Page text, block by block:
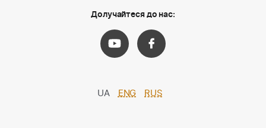
Долучайтеся до нас:
UA ENG RUS